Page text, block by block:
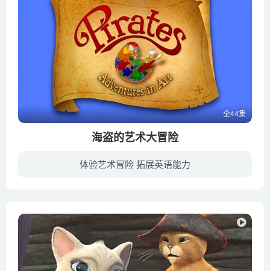
全44集
海盗的艺术大冒险
体验艺术冒险 拓展英语能力